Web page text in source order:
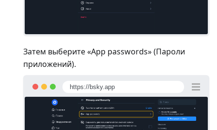
Затем выберите «App passwords» (Пароли
приложений).
https://bsky.app